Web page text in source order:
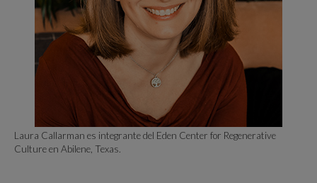
Laura Callarman es integrante del Eden Center for Regenerative
Culture en Abilene, Texas.